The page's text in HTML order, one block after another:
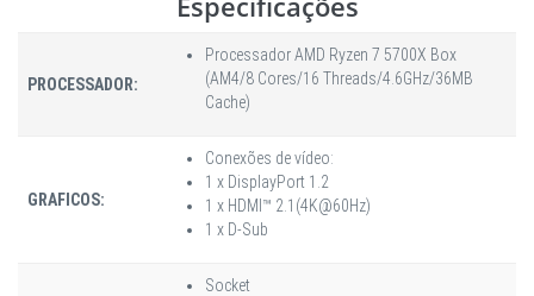
PROCESSADOR:
Processador AMD Ryzen 7 5700X Box
(AM4/8 Cores/16 Threads/4.6GHz/36MB
Cache)
GRAFICOS:
Conexões de vídeo:
1 x DisplayPort 1.2
1 x HDMI™ 2.1(4K@60Hz)
1 x D-Sub
Socket